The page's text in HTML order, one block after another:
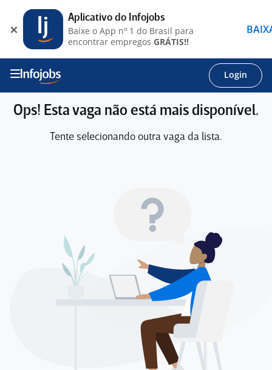
Login
Ops! Esta vaga não está mais disponível.
Tente selecionando outra vaga da lista.
Aplicativo do Infojobs
Baixe o App nº 1 do Brasil para
encontrar empregos GRÁTIS!!